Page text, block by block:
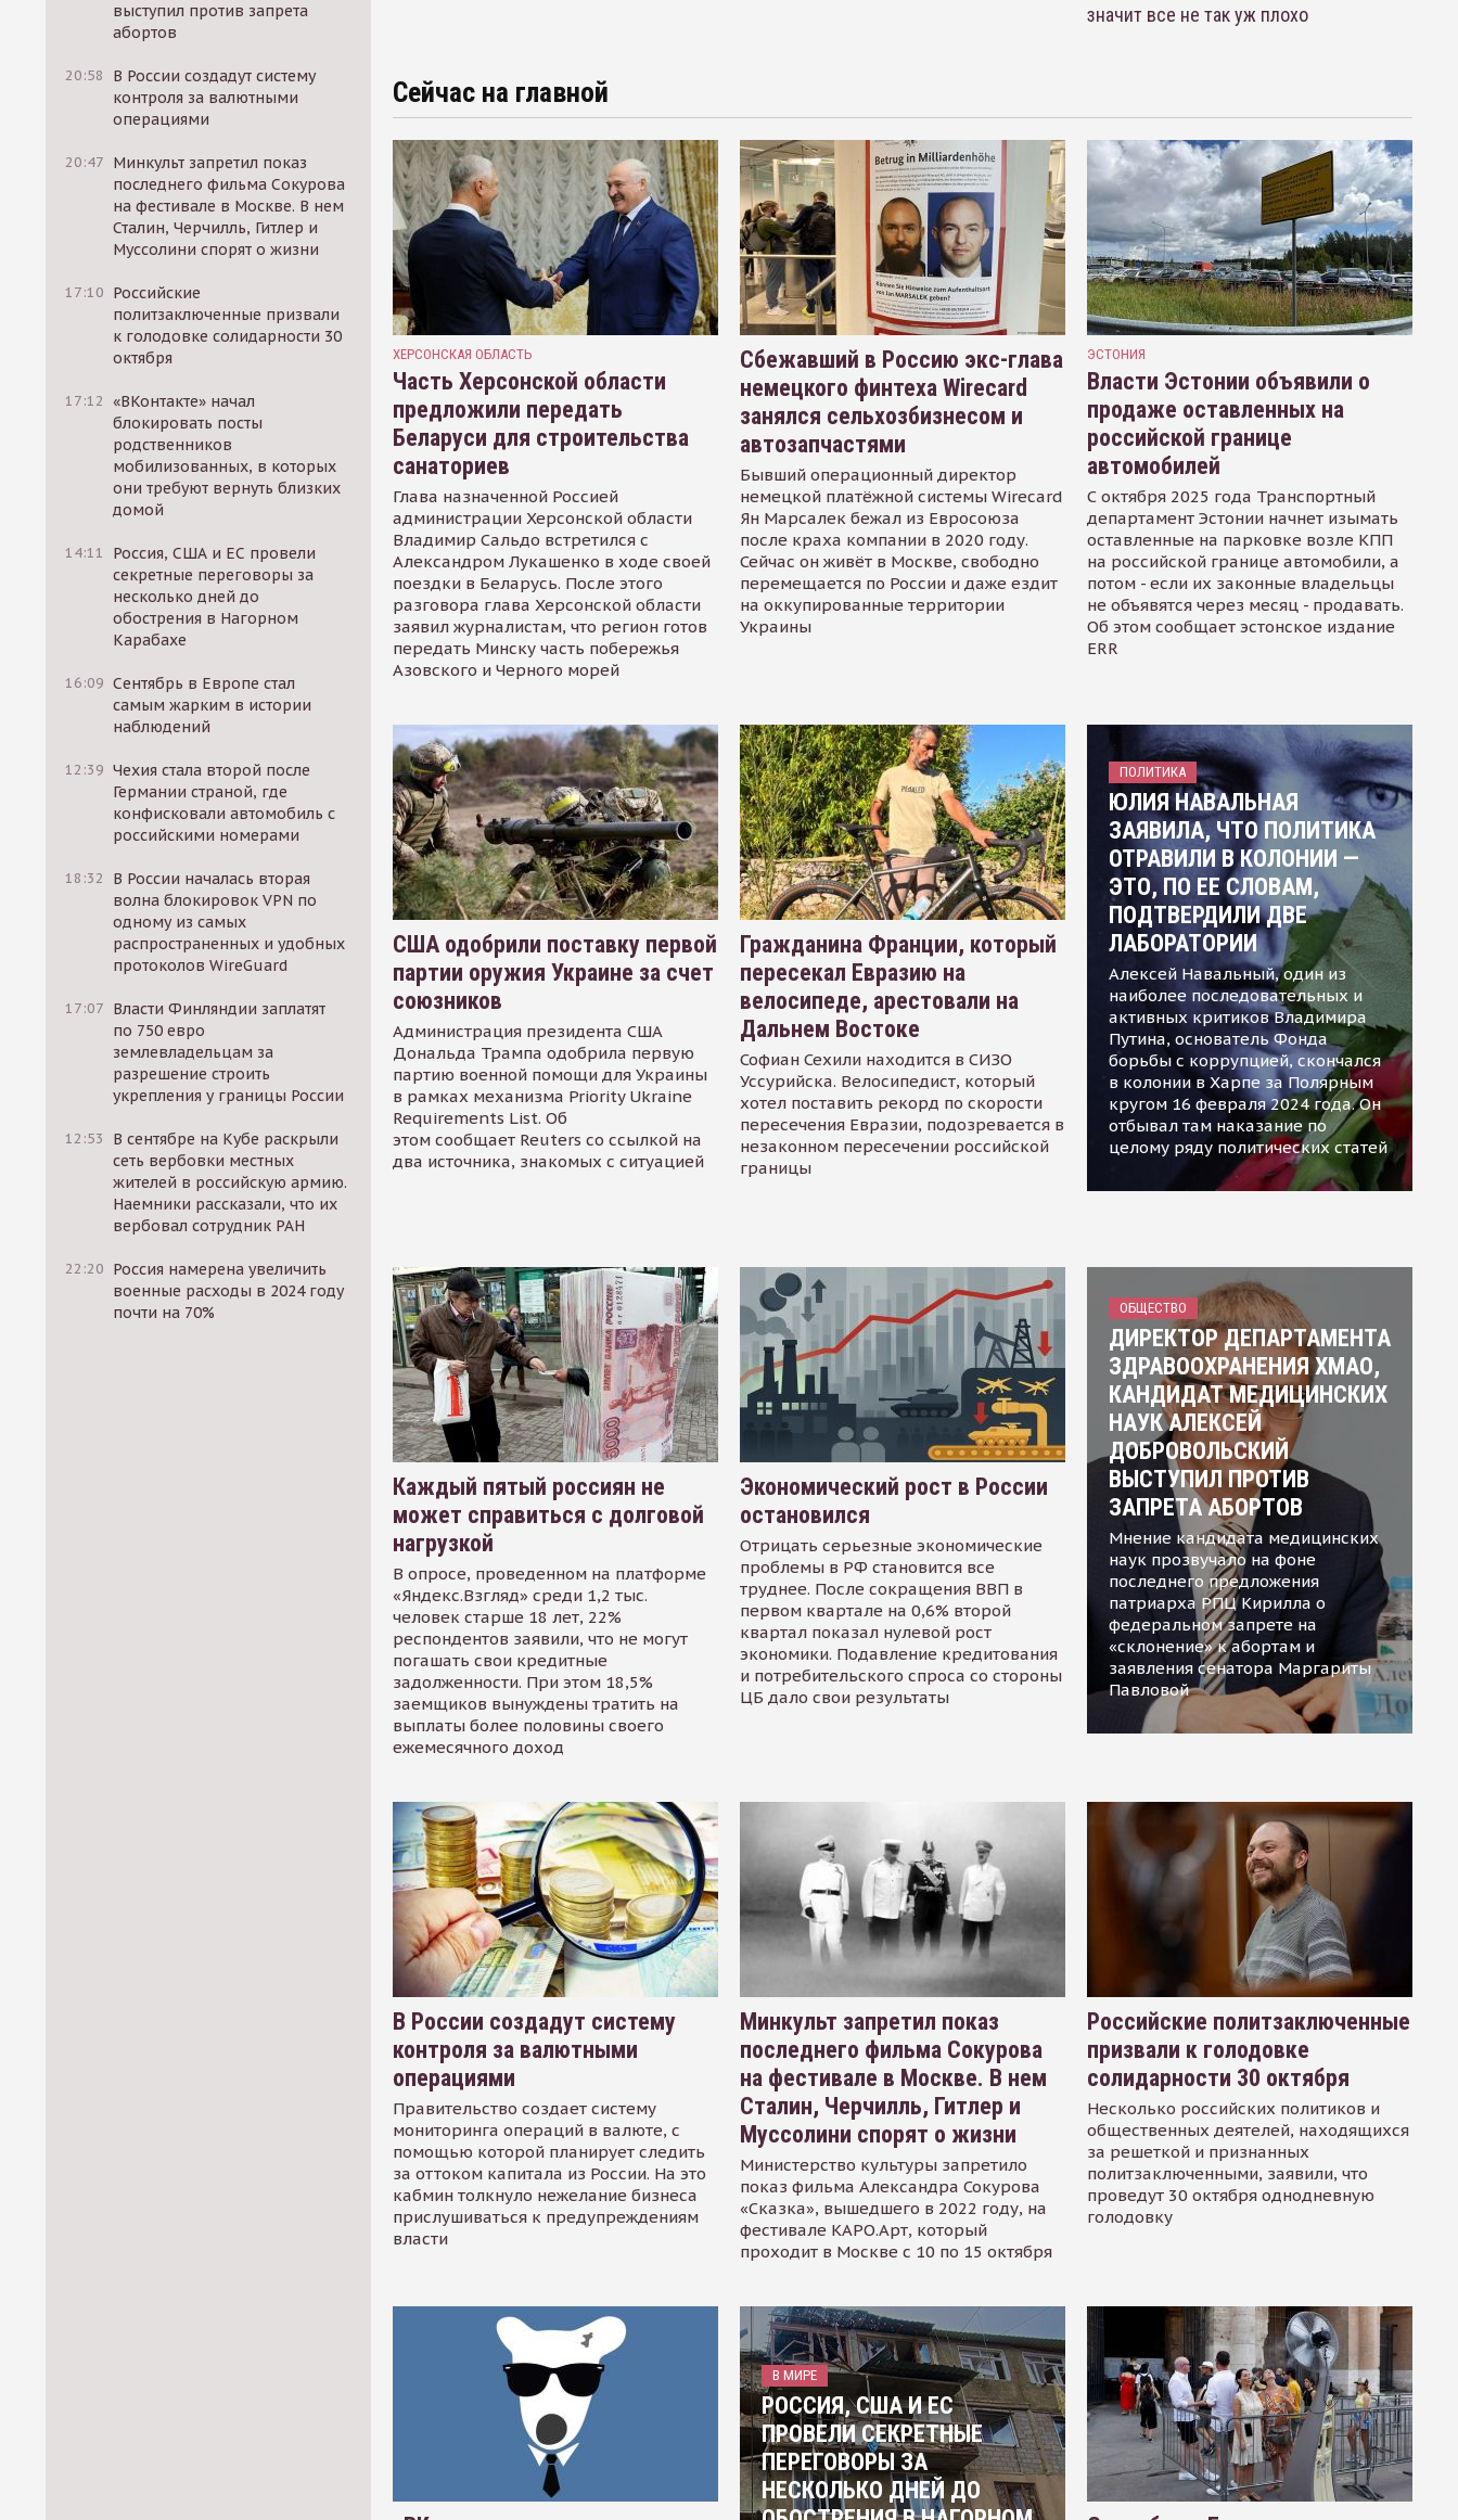
выступил против запрета
абортов
20:58
В России создадут систему
контроля за валютными
операциями
20:47 Минкульт запретил показ
последнего фильма Сокурова
на фестивале в Москве. В нем
Сталин, Черчилль, Гитлер и
Муссолини спорят о жизни
17:10 Российские
политзаключенные призвали
к голодовке солидарности 30
октября
17:12 «ВКонтакте» начал
блокировать посты
родственников
мобилизованных, в которых
они требуют вернуть близких
домой
14:11
Россия, США и ЕС провели
секретные переговоры за
несколько дней до
обострения в Нагорном
Карабахе
16:09 Сентябрь в Европе стал
самым жарким в истории
наблюдений
12:39 Чехия стала второй после
Германии страной, где
конфисковали автомобиль с
российскими номерами
18:32
В России началась вторая
волна блокировок VPN по
одному из самых
распространенных и удобных
протоколов WireGuard
17:07 Власти Финляндии заплатят
по 750 евро
землевладельцам за
разрешение строить
укрепления у границы России
12:53
В сентябре на Кубе раскрыли
сеть вербовки местных
жителей в российскую армию.
Наемники рассказали, что их
вербовал сотрудник РАН
22:20 Россия намерена увеличить
военные расходы в 2024 году
почти на 70%
значит все не так уж плохо
Сейчас на главной
ХЕРСОНСКАЯ ОБЛАСТЬ
Часть Херсонской области
предложили передать
Беларуси для строительства
санаториев
Глава назначенной Россией
администрации Херсонской области
Владимир Сальдо встретился с
Александром Лукашенко в ходе своей
поездки в Беларусь. После этого
разговора глава Херсонской области
заявил журналистам, что регион готов
передать Минску часть побережья
Азовского и Черного морей
Сбежавший в Россию экс-глава
немецкого финтеха Wirecard
занялся сельхозбизнесом и
автозапчастями
Бывший операционный директор
немецкой платёжной системы Wirecard
Ян Марсалек бежал из Евросоюза
после краха компании в 2020 году.
Сейчас он живёт в Москве, свободно
перемещается по России и даже ездит
на оккупированные территории
Украины
ЭСТОНИЯ
Власти Эстонии объявили о
продаже оставленных на
российской границе
автомобилей
С октября 2025 года Транспортный
департамент Эстонии начнет изымать
оставленные на парковке возле КПП
на российской границе автомобили, а
потом - если их законные владельцы
не объявятся через месяц - продавать.
Об этом сообщает эстонское издание
ERR
США одобрили поставку первой
партии оружия Украине за счет
союзников
Администрация президента США
Дональда Трампа одобрила первую
партию военной помощи для Украины
в рамках механизма Priority Ukraine
Requirements List. Об
этом сообщает Reuters со ссылкой на
два источника, знакомых с ситуацией
Гражданина Франции, который
пересекал Евразию на
велосипеде, арестовали на
Дальнем Востоке
Софиан Сехили находится в СИЗО
Уссурийска. Велосипедист, который
хотел поставить рекорд по скорости
пересечения Евразии, подозревается в
незаконном пересечении российской
границы
ПОЛИТИКА
ЮЛИЯ НАВАЛЬНАЯ
ЗАЯВИЛА, ЧТО ПОЛИТИКА
ОТРАВИЛИ В КОЛОНИИ —
ЭТО, ПО ЕЕ СЛОВАМ,
ПОДТВЕРДИЛИ ДВЕ
ЛАБОРАТОРИИ
Алексей Навальный, один из
наиболее последовательных и
активных критиков Владимира
Путина, основатель Фонда
борьбы с коррупцией, скончался
в колонии в Харпе за Полярным
кругом 16 февраля 2024 года. Он
отбывал там наказание по
целому ряду политических статей
Каждый пятый россиян не
может справиться с долговой
нагрузкой
В опросе, проведенном на платформе
«Яндекс.Взгляд» среди 1,2 тыс.
человек старше 18 лет, 22%
респондентов заявили, что не могут
погашать свои кредитные
задолженности. При этом 18,5%
заемщиков вынуждены тратить на
выплаты более половины своего
ежемесячного доход
Экономический рост в России
остановился
Отрицать серьезные экономические
проблемы в РФ становится все
труднее. После сокращения ВВП в
первом квартале на 0,6% второй
квартал показал нулевой рост
экономики. Подавление кредитования
и потребительского спроса со стороны
ЦБ дало свои результаты
ОБЩЕСТВО
ДИРЕКТОР ДЕПАРТАМЕНТА
ЗДРАВООХРАНЕНИЯ ХМАО,
КАНДИДАТ МЕДИЦИНСКИХ
НАУК АЛЕКСЕЙ
ДОБРОВОЛЬСКИЙ
ВЫСТУПИЛ ПРОТИВ
ЗАПРЕТА АБОРТОВ
Мнение кандидата медицинских
наук прозвучало на фоне
последнего предложения
патриарха РПЦ Кирилла о
федеральном запрете на
«склонение» к абортам и
заявления сенатора Маргариты
Павловой
В России создадут систему
контроля за валютными
операциями
Правительство создает систему
мониторинга операций в валюте, с
помощью которой планирует следить
за оттоком капитала из России. На это
кабмин толкнуло нежелание бизнеса
прислушиваться к предупреждениям
власти
Минкульт запретил показ
последнего фильма Сокурова
на фестивале в Москве. В нем
Сталин, Черчилль, Гитлер и
Муссолини спорят о жизни
Министерство культуры запретило
показ фильма Александра Сокурова
«Сказка», вышедшего в 2022 году, на
фестивале КАРО.Арт, который
проходит в Москве с 10 по 15 октября
Российские политзаключенные
призвали к голодовке
солидарности 30 октября
Несколько российских политиков и
общественных деятелей, находящихся
за решеткой и признанных
политзаключенными, заявили, что
проведут 30 октября однодневную
голодовку
В МИРЕ
РОССИЯ, США И ЕС
ПРОВЕЛИ СЕКРЕТНЫЕ
ПЕРЕГОВОРЫ ЗА
НЕСКОЛЬКО ДНЕЙ ДО